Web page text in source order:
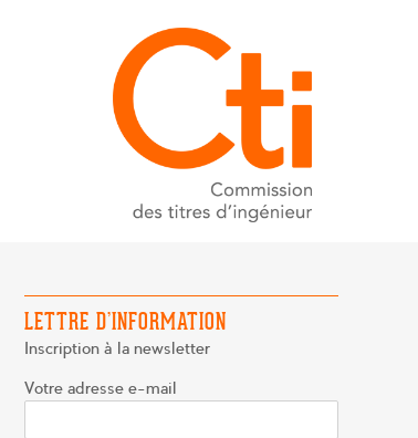
LETTRE D’INFORMATION
Inscription à la newsletter
Votre adresse e-mail